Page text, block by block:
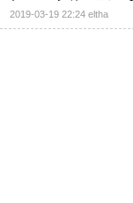
2019-03-19 22:24eltha